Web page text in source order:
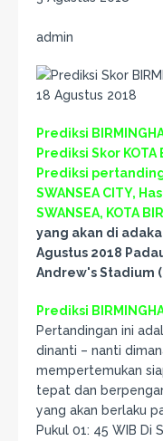
admin
Prediksi
Prediksi Skor KOTA
Prediksi
SWANSEA CITY,
SWANSEA, KOTA
yang akan di
Agustus 2018
Andrew's Stadium
Prediksi
Pertandingan ini
dinanti – nanti
mempertemukan
tepat dan
yang akan berlaku
Pukul 01: 45 WIB Di